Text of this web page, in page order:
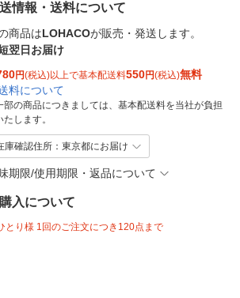
情報・送料について
商品はLOHACOが販売・発送します。
翌日お届け
円(税込)以上で基本配送料550円(税込)無料
料について
部の商品につきましては、基本配送料を当社が負担
たします。
庫確認住所：東京都にお届け
期限/使用期限・返品について
入について
とり様 1回のご注文につき120点まで